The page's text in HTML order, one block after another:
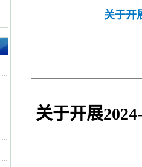
关于开
关于开展